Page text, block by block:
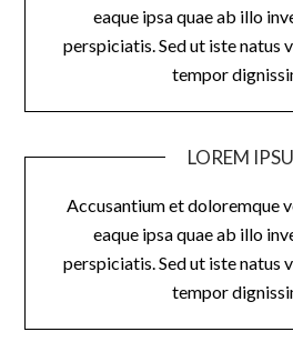
eaque ipsa quae ab illo
perspiciatis. Sed ut iste
tempor
LOREM
Accusantium et doloremque
eaque ipsa quae ab illo
perspiciatis. Sed ut iste
tempor